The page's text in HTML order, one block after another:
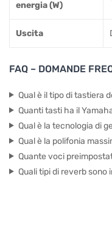
energia (W)
Uscita
FAQ – DOMANDE
Qual è il tipo di tastiera
Quanti tasti ha il
Qual è la tecnologia di
Qual è la polifonia
Quante voci
Quali tipi di reverb sono